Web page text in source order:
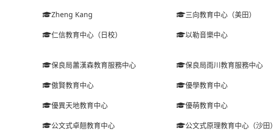
Zheng Kang 三向教育中心（美田）
仁信教育中心（日校） 以勒音樂中心
保良局蕭漢森教育服務中心 保良局雨川教育服務中心
傲賢教育中心 優學教育中心
優異天地教育中心 優萌教育中心
公文式卓翹教育中心 公文式原理教育中心（沙田）